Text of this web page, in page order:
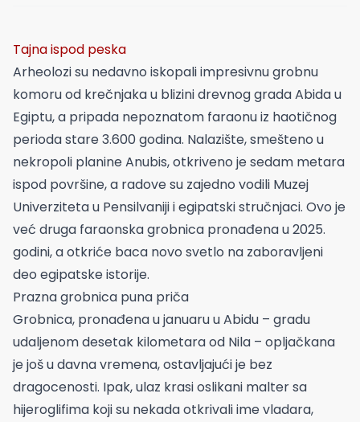
Tajna ispod peska
Arheolozi su nedavno iskopali impresivnu grobnu
komoru od krečnjaka u blizini drevnog grada Abida u
Egiptu, a pripada nepoznatom faraonu iz haotičnog
perioda stare 3.600 godina. Nalazište, smešteno u
nekropoli planine Anubis, otkriveno je sedam metara
ispod površine, a radove su zajedno vodili Muzej
Univerziteta u Pensilvaniji i egipatski stručnjaci. Ovo je
već druga faraonska grobnica pronađena u 2025.
godini, a otkriće baca novo svetlo na zaboravljeni
deo egipatske istorije.
Prazna grobnica puna priča
Grobnica, pronađena u januaru u Abidu – gradu
udaljenom desetak kilometara od Nila – opljačkana
je još u davna vremena, ostavljajući je bez
dragocenosti. Ipak, ulaz krasi oslikani malter sa
hijeroglifima koji su nekada otkrivali ime vladara,